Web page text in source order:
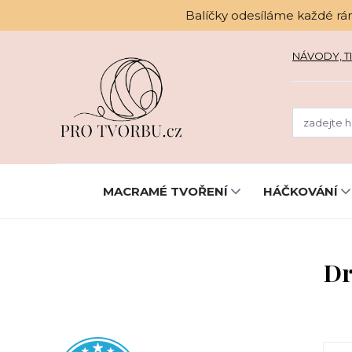
Balíčky odesíláme každé
NÁVODY,
MACRAMÉ TVOŘENÍ HÁČKOVÁNÍ